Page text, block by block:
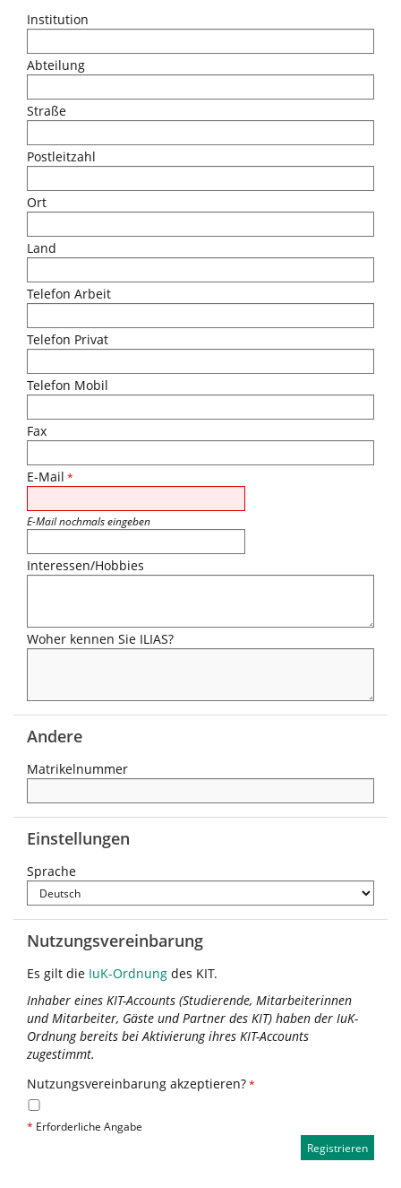
Institution
Abteilung
Straße
Postleitzahl
Ort
Land
Telefon Arbeit
Telefon Privat
Telefon Mobil
Fax
E-Mail *
E-Mail nochmals eingeben
Interessen/Hobbies
Woher kennen Sie ILIAS?
Andere
Matrikelnummer
Einstellungen
Sprache
Nutzungsvereinbarung
Es gilt die IuK-Ordnung des KIT.
Inhaber eines KIT-Accounts (Studierende, Mitarbeiterinnen
und Mitarbeiter, Gäste und Partner des KIT) haben der IuK-
Ordnung bereits bei Aktivierung ihres KIT-Accounts
zugestimmt.
Nutzungsvereinbarung akzeptieren?*
* Erforderliche Angabe